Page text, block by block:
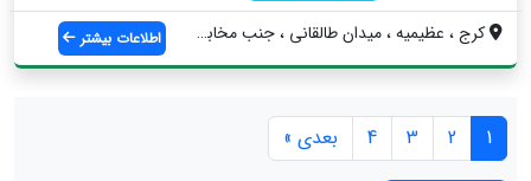
کرج ، عظیمیه ، میدان طالقانی ، جنب مخابر... اطلاعات بیشتر
1
2
3
4 بعدی »